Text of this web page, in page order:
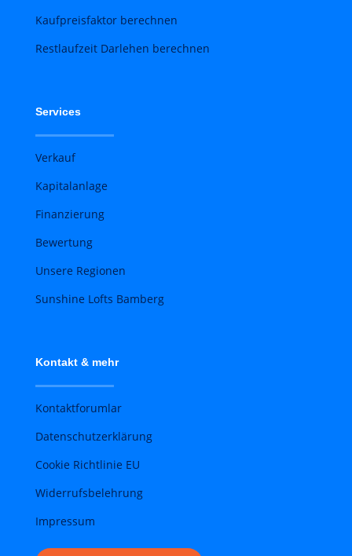
Kaufpreisfaktor berechnen
Restlaufzeit Darlehen berechnen
Services
Verkauf
Kapitalanlage
Finanzierung
Bewertung
Unsere Regionen
Sunshine Lofts Bamberg
Kontakt & mehr
Kontaktforumlar
Datenschutzerklärung
Cookie Richtlinie EU
Widerrufsbelehrung
Impressum